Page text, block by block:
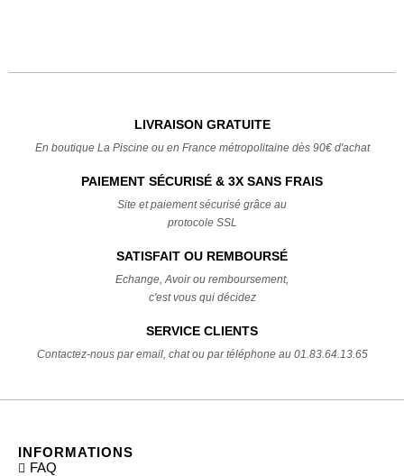
LIVRAISON GRATUITE
En boutique La Piscine ou en France métropolitaine dès 90€ d'achat
PAIEMENT SÉCURISÉ & 3X SANS FRAIS
Site et paiement sécurisé grâce au
protocole SSL
SATISFAIT OU REMBOURSÉ
Echange, Avoir ou remboursement,
c'est vous qui décidez
SERVICE CLIENTS
Contactez-nous par email, chat ou par téléphone au 01.83.64.13.65
INFORMATIONS
FAQ